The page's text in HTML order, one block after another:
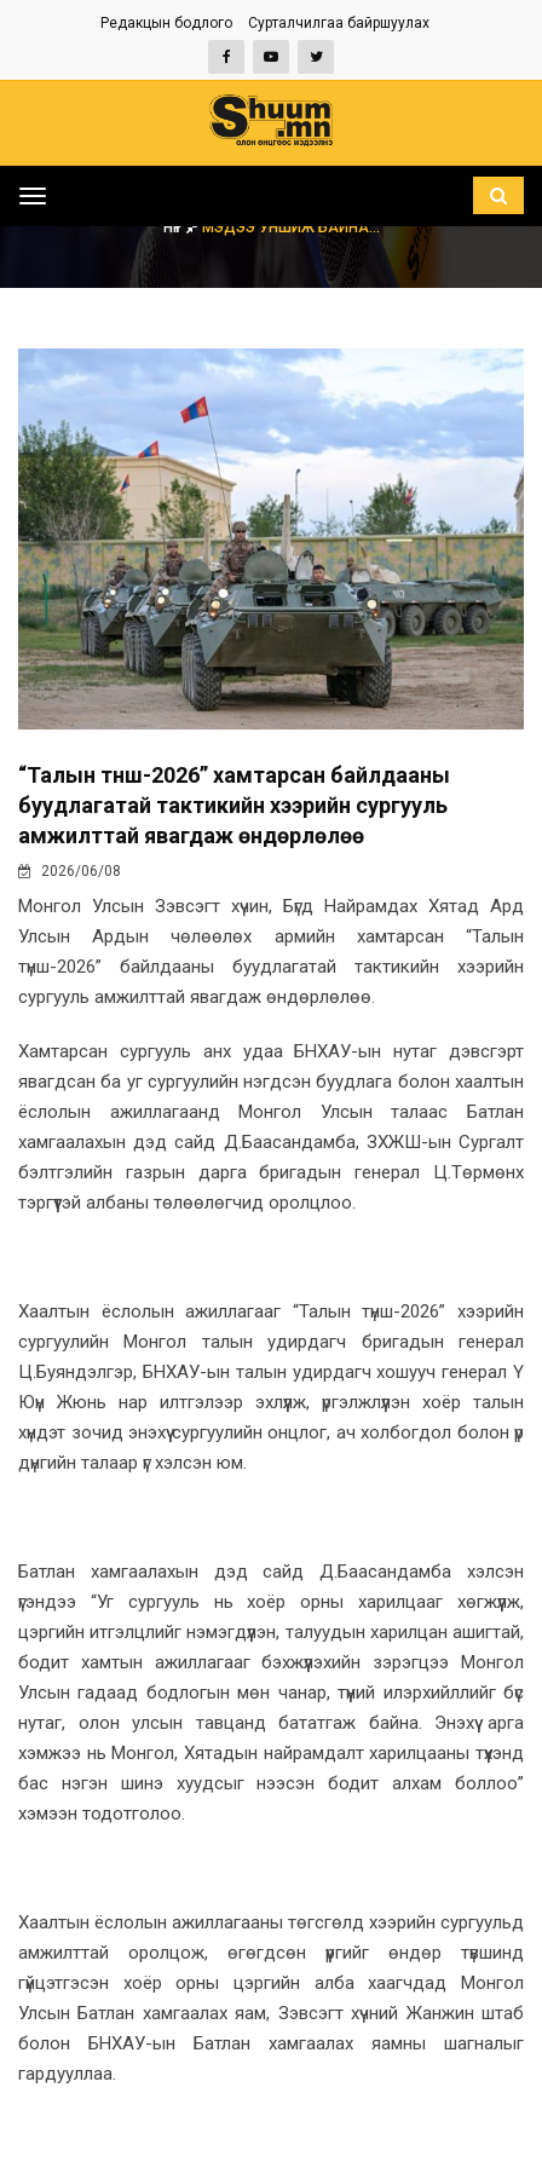
Редакцын бодлого Сурталчилгаа байршуулах
Toggle
НҮҮР МЭДЭЭ УНШИЖ БАЙНА...
“Талын түнш-2026” хамтарсан байлдааны
буудлагатай тактикийн хээрийн сургууль
амжилттай явагдаж өндөрлөлөө
2026/06/08
Монгол Улсын Зэвсэгт хүчин, Бүгд Найрамдах Хятад Ард
Улсын Ардын чөлөөлөх армийн хамтарсан “Талын
түнш-2026” байлдааны буудлагатай тактикийн хээрийн
сургууль амжилттай явагдаж өндөрлөлөө.
Хамтарсан сургууль анх удаа БНХАУ-ын нутаг дэвсгэрт
явагдсан ба уг сургуулийн нэгдсэн буудлага болон хаалтын
ёслолын ажиллагаанд Монгол Улсын талаас Батлан
хамгаалахын дэд сайд Д.Баасандамба, ЗХЖШ-ын Сургалт
бэлтгэлийн газрын дарга бригадын генерал Ц.Төрмөнх
тэргүүтэй албаны төлөөлөгчид оролцлоо.
Хаалтын ёслолын ажиллагааг “Талын түнш-2026” хээрийн
сургуулийн Монгол талын удирдагч бригадын генерал
Ц.Буяндэлгэр, БНХАУ-ын талын удирдагч хошууч генерал Ү
Юүн Жюнь нар илтгэлээр эхлүүлж, үргэлжлүүлэн хоёр талын
хүндэт зочид энэхүү сургуулийн онцлог, ач холбогдол болон үр
дүнгийн талаар үг хэлсэн юм.
Батлан хамгаалахын дэд сайд Д.Баасандамба хэлсэн
үгэндээ “Уг сургууль нь хоёр орны харилцааг хөгжүүлж,
цэргийн итгэлцлийг нэмэгдүүлэн, талуудын харилцан ашигтай,
бодит хамтын ажиллагааг бэхжүүлэхийн зэрэгцээ Монгол
Улсын гадаад бодлогын мөн чанар, түүний илэрхийллийг бүс
нутаг, олон улсын тавцанд бататгаж байна. Энэхүү арга
хэмжээ нь Монгол, Хятадын найрамдалт харилцааны түүхэнд
бас нэгэн шинэ хуудсыг нээсэн бодит алхам боллоо”
хэмээн тодотголоо.
Хаалтын ёслолын ажиллагааны төгсгөлд хээрийн сургуульд
амжилттай оролцож, өгөгдсөн үүргийг өндөр түвшинд
гүйцэтгэсэн хоёр орны цэргийн алба хаагчдад Монгол
Улсын Батлан хамгаалах яам, Зэвсэгт хүчний Жанжин штаб
болон БНХАУ-ын Батлан хамгаалах яамны шагналыг
гардууллаа.